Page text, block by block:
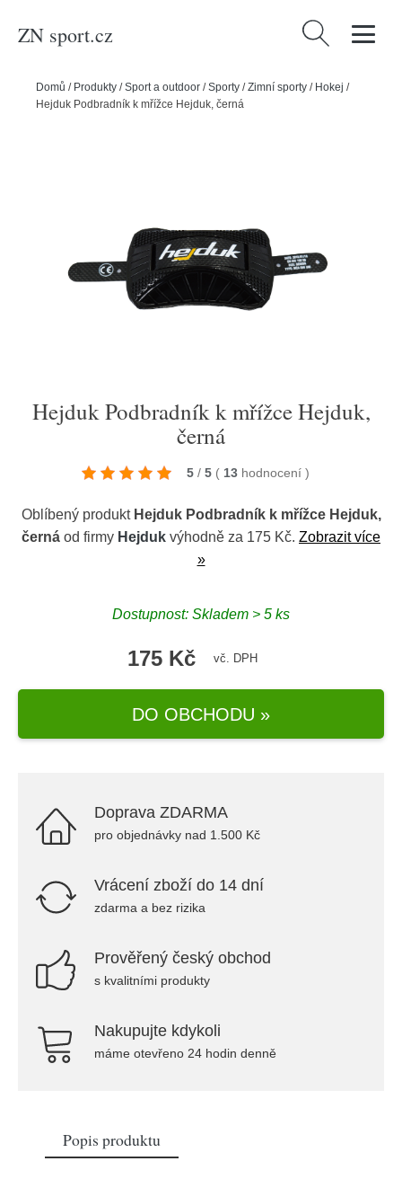
ZN sport.cz Vyhledávání
Domů / Produkty /Sport a outdoor /Sporty /Zimní sporty / Hokej /
Hejduk Podbradník k mřížce Hejduk, černá
Hejduk Podbradník k mřížce Hejduk,
černá
5 / 5 ( 13 hodnocení )
Oblíbený produkt Hejduk Podbradník k mřížce Hejduk,
černá od firmy Hejduk výhodně za 175 Kč. Zobrazit více
»
Dostupnost: Skladem > 5 ks
175 Kč vč. DPH
DO OBCHODU »
Doprava ZDARMA
pro objednávky nad 1.500 Kč
Vrácení zboží do 14 dní
zdarma a bez rizika
Prověřený český obchod
s kvalitními produkty
Nakupujte kdykoli
máme otevřeno 24 hodin denně
Popis produktu